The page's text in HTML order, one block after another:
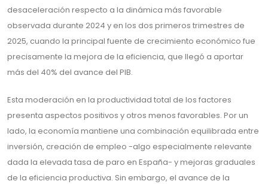
desaceleración respecto a la dinámica más favorable
observada durante 2024 y en los dos primeros trimestres de
2025, cuando la principal fuente de crecimiento económico fue
precisamente la mejora de la eficiencia, que llegó a aportar
más del 40% del avance del PIB.
Esta moderación en la productividad total de los factores
presenta aspectos positivos y otros menos favorables. Por un
lado, la economía mantiene una combinación equilibrada entre
inversión, creación de empleo -algo especialmente relevante
dada la elevada tasa de paro en España- y mejoras graduales
de la eficiencia productiva. Sin embargo, el avance de la